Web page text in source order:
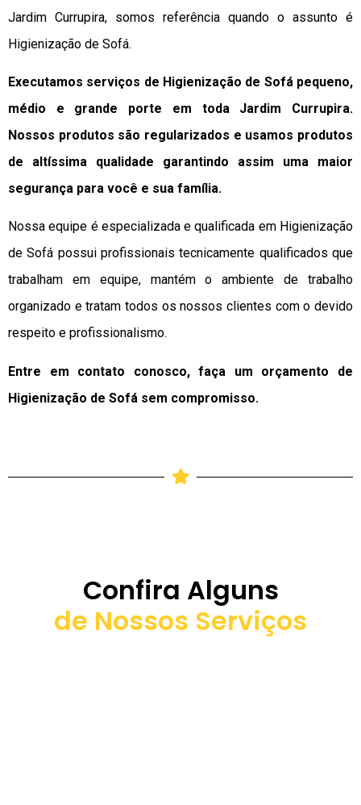
Jardim Currupira, somos referência quando o assunto é
Higienização de Sofá.
Executamos serviços de Higienização de Sofá pequeno,
médio e grande porte em toda Jardim Currupira.
Nossos produtos são regularizados e usamos produtos
de altíssima qualidade garantindo assim uma maior
segurança para você e sua família.
Nossa equipe é especializada e qualificada em Higienização
de Sofá possui profissionais tecnicamente qualificados que
trabalham em equipe, mantém o ambiente de trabalho
organizado e tratam todos os nossos clientes com o devido
respeito e profissionalismo.
Entre em contato conosco, faça um orçamento de
Higienização de Sofá sem compromisso.
Confira Alguns
de Nossos Serviços